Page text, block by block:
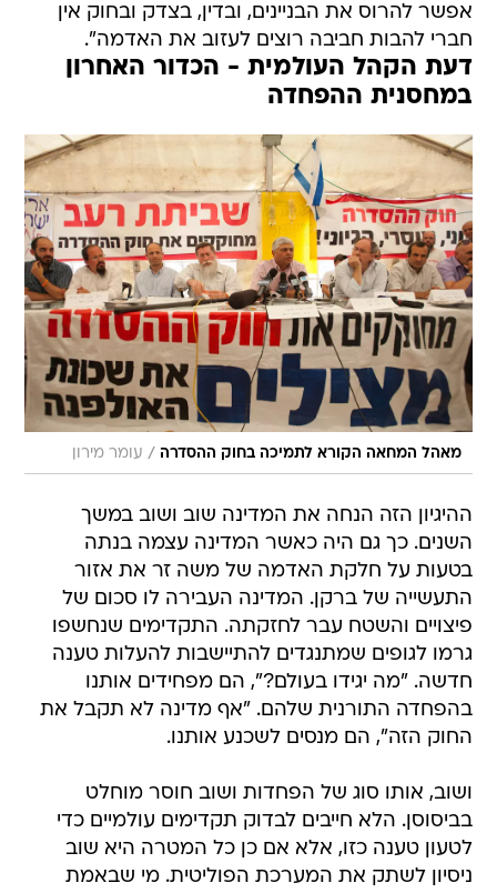
אפשר להרוס את הבניינים, ובדין, בצדק ובחוק אין
חברי להבות חביבה רוצים לעזוב את האדמה".
דעת הקהל העולמית - הכדור האחרון
במחסנית ההפחדה
מאהל המחאה הקורא לתמיכה בחוק ההסדרה / עומר מירון
ההיגיון הזה הנחה את המדינה שוב ושוב במשך
השנים. כך גם היה כאשר המדינה עצמה בנתה
בטעות על חלקת האדמה של משה זר את אזור
התעשייה של ברקן. המדינה העבירה לו סכום של
פיצויים והשטח עבר לחזקתה. התקדימים שנחשפו
גרמו לגופים שמתנגדים להתיישבות להעלות טענה
חדשה. "מה יגידו בעולם?", הם מפחידים אותנו
בהפחדה התורנית שלהם. "אף מדינה לא תקבל את
החוק הזה", הם מנסים לשכנע אותנו.
ושוב, אותו סוג של הפחדות ושוב חוסר מוחלט
בביסוסן. הלא חייבים לבדוק תקדימים עולמיים כדי
לטעון טענה כזו, אלא אם כן כל המטרה היא שוב
ניסיון לשתק את המערכת הפוליטית. מי שבאמת